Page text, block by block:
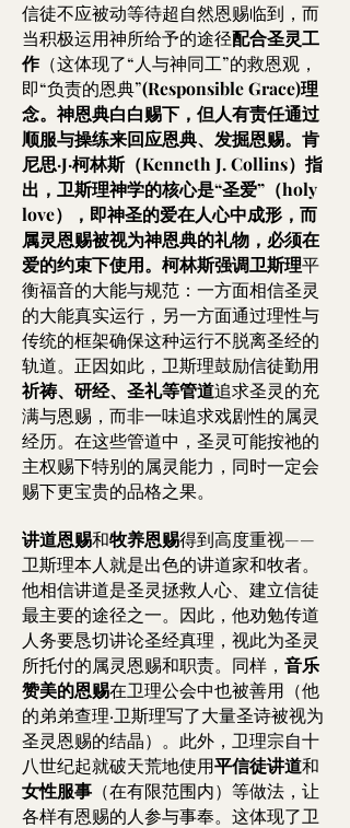
信徒不应被动等待超自然恩赐临到，而
当积极运用神所给予的途径配合圣灵工
作（这体现了“人与神同工”的救恩观，
即“负责的恩典”(Responsible Grace)理
念。神恩典白白赐下，但人有责任通过
顺服与操练来回应恩典、发掘恩赐。肯
尼思·J·柯林斯（Kenneth J. Collins）指
出，卫斯理神学的核心是“圣爱”（holy
love），即神圣的爱在人心中成形，而
属灵恩赐被视为神恩典的礼物，必须在
爱的约束下使用。柯林斯强调卫斯理平
衡福音的大能与规范：一方面相信圣灵
的大能真实运行，另一方面通过理性与
传统的框架确保这种运行不脱离圣经的
轨道。正因如此，卫斯理鼓励信徒勤用
祈祷、研经、圣礼等管道追求圣灵的充
满与恩赐，而非一味追求戏剧性的属灵
经历。在这些管道中，圣灵可能按祂的
主权赐下特别的属灵能力，同时一定会
赐下更宝贵的品格之果。
讲道恩赐和牧养恩赐得到高度重视——
卫斯理本人就是出色的讲道家和牧者。
他相信讲道是圣灵拯救人心、建立信徒
最主要的途径之一。因此，他劝勉传道
人务要恳切讲论圣经真理，视此为圣灵
所托付的属灵恩赐和职责。同样， 音乐
赞美的恩赐在卫理公会中也被善用（他
的弟弟查理·卫斯理写了大量圣诗被视为
圣灵恩赐的结晶）。此外，卫理宗自十
八世纪起就破天荒地使用平信徒讲道和
女性服事 （在有限范围内）等做法，让
各样有恩赐的人参与事奉。这体现了卫